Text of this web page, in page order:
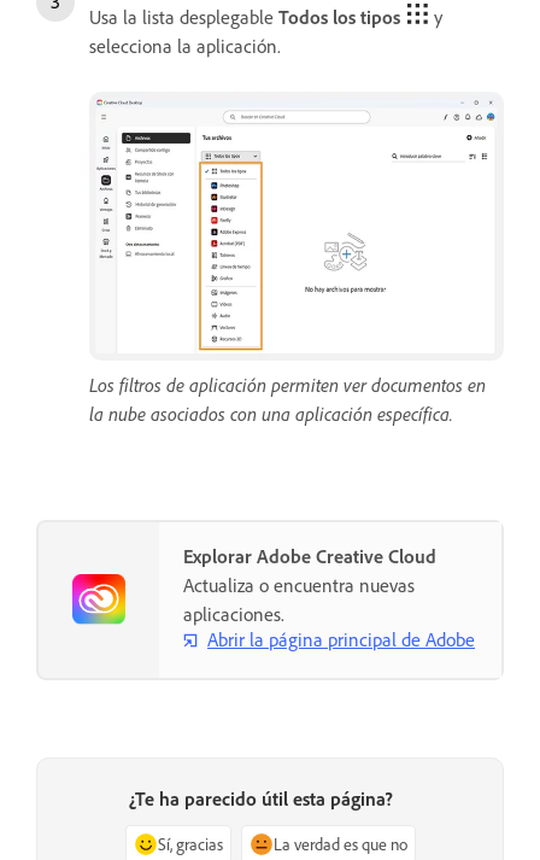
Usa la lista desplegable Todos los tipos
y
selecciona la aplicación.
Los filtros de aplicación permiten ver documentos en
la nube asociados con una aplicación específica.
Explorar Adobe Creative Cloud
Actualiza o encuentra nuevas
aplicaciones.
Abrir la página principal de Adobe
¿Te ha parecido útil esta página?
Sí, gracias La verdad es que no